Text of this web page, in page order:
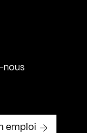
nous
emploi